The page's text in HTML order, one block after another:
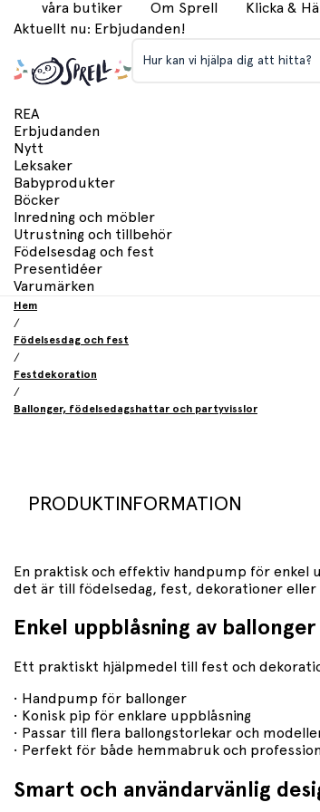
våra butiker Om Sprell Klicka &
Aktuellt nu: Erbjudanden!
Hur kan vi hjälpa dig att hitta?
REA
Erbjudanden
Nytt
Leksaker
Babyprodukter
Böcker
Inredning och möbler
Utrustning och tillbehör
Födelsesdag och fest
Presentidéer
Varumärken
Hem
/
Födelsesdag och fest
/
Festdekoration
/
Ballonger, födelsedagshattar och partyvisslor
PRODUKTINFORMATION
En praktisk och effektiv handpump för enkel
det är till födelsedag, fest, dekorationer eller
Enkel uppblåsning av ballonger
Ett praktiskt hjälpmedel till fest och
• Handpump för ballonger
• Konisk pip för enklare uppblåsning
• Passar till flera ballongstorlekar och
• Perfekt för både hemmabruk och
Smart och användarvänlig